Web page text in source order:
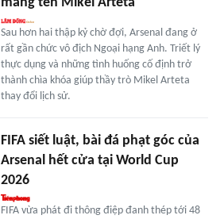
Sau hơn hai thập kỷ chờ đợi, Arsenal đang ở
rất gần chức vô địch Ngoại hạng Anh. Triết lý
thực dụng và những tình huống cố định trở
thành chìa khóa giúp thầy trò Mikel Arteta
thay đổi lịch sử.
FIFA siết luật, bài đá phạt góc của
Arsenal hết cửa tại World Cup
2026
FIFA vừa phát đi thông điệp đanh thép tới 48